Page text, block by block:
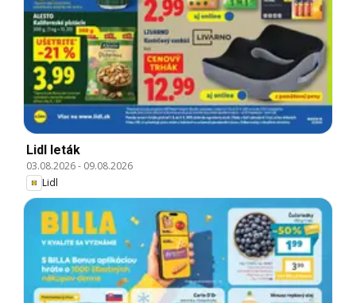
Lidl leták
03.08.2026- 09.08.2026
Lidl